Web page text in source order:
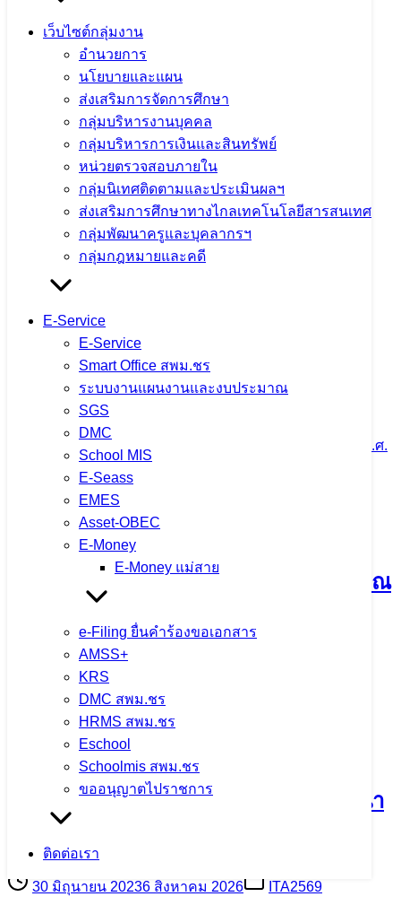
เว็บไซต์กลุ่มงาน
อำนวยการ
นโยบายและแผน
ส่งเสริมการจัดการศึกษา
กลุ่มบริหารงานบุคคล
กลุ่มบริหารการเงินและสินทรัพย์
หน่วยตรวจสอบภายใน
กลุ่มนิเทศติดตามและประเมินผลฯ
ส่งเสริมการศึกษาทางไกลเทคโนโลยีสารสนเทศ
กลุ่มพัฒนาครูและบุคลากรฯ
กลุ่มกฎหมายและคดี
E-Service
E-Service
Smart Office สพม.ชร
ระบบงานแผนงานและงบประมาณ
SGS
DMC
School MIS
E-Seass
EMES
Asset-OBEC
E-Money
E-Money แม่สาย
e-Filing ยื่นคำร้องขอเอกสาร
AMSS+
KRS
DMC สพม.ชร
HRMS สพม.ชร
Eschool
Schoolmis สพม.ชร
ขออนุญาตไปราชการ
ติดต่อเรา
อำนวยการ โทร :08-8258-1875
ตรวจสอบภายใน โทร :08-8259-1232
secondary36cripyo@gmail.com
จำนวนผู้ชม: 2,329
เนื้อหาอื่นๆ
กลุ่มอำนวยการ
30 มิถุนายน 2023
จำนวนผู้ชม: 2,208
รายงานผลการดำเนินการเพื่อส่งเสริม
คุณธรรมและความโปร่งใสภายใน
สำนักงานเขตพื้นที่การศึกษา ปีงบประมาณ
30 มิถุนายน 2023
จำนวนผู้ชม: 3,611
การนำผลการประเมิน ITA ไปสู่การพัฒนา
30 มิถุนายน 20236 สิงหาคม 2026 ITA2569